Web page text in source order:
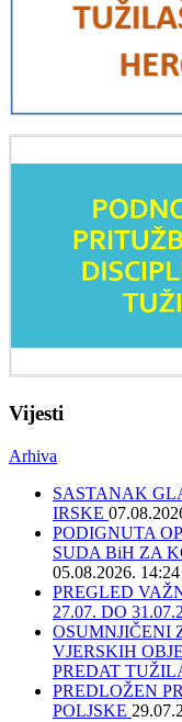
Vijesti
Arhiva
SASTANAK
IRSKE
PODIGNUTA
SUDA BiH ZA
05.08.2026. 14:24
PREGLED
27.07. DO
OSUMNJIČENI
VJERSKIH
PREDAT
PREDLOŽEN
POLJSKE